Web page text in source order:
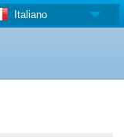
Italiano